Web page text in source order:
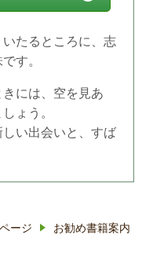
いたるところに、志
す。
には、空を見あ
ょう。
い出会いと、すば
ージ お勧め書籍案内